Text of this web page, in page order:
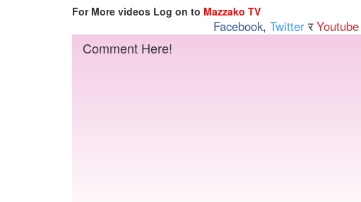
For More videos Log on to Mazzako TV
Facebook, TwitterरYoutube
Comment Here!